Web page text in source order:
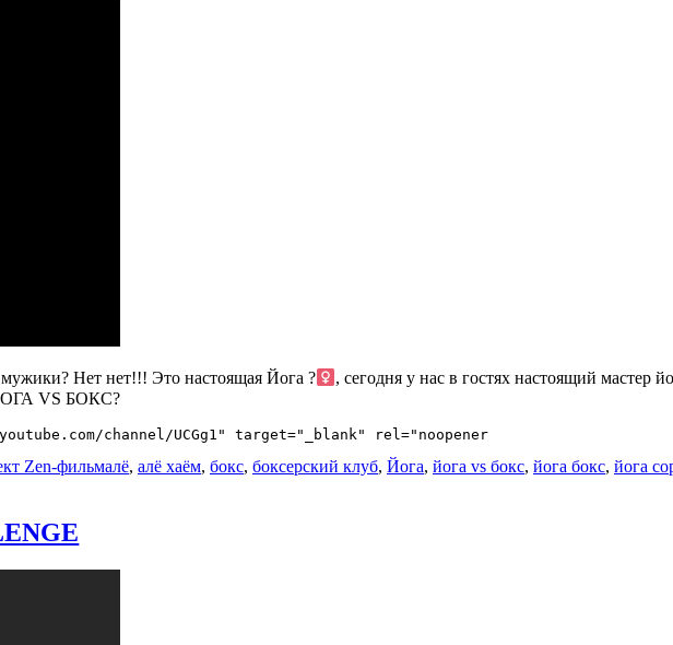
Нет нет!!! Это настоящая Йога ?‍
, сегодня у нас в гостях настоящий мастер
VS БОКС?
channel/UCGg1" target="_blank" rel="noopener
Zen-фильмМетки
алё, алё хаём, бокс, боксерский клуб, Йога, йога vs бокс, йога бокс, йога